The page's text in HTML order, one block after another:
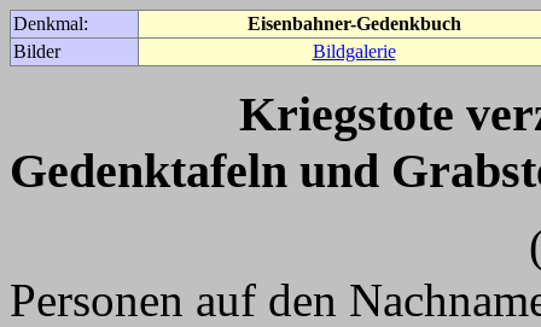
Denkmal:
Eisenbahner-Gedenkbuch
Bilder
Bildgalerie
Kriegstote
Gedenktafeln und
(Für weitere
Personen auf den